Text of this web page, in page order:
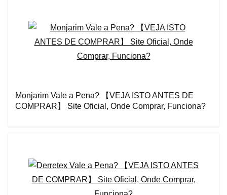
Monjarim Vale a Pena? 【VEJA ISTO ANTES DE
COMPRAR】 Site Oficial, Onde Comprar, Funciona?